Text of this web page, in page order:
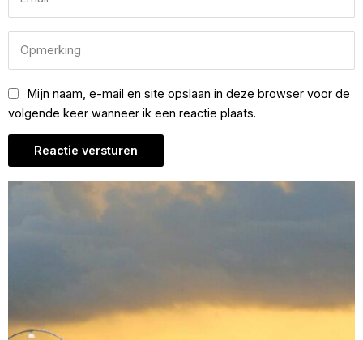
Mijn naam, e-mail en site opslaan in deze browser voor de
volgende keer wanneer ik een reactie plaats.